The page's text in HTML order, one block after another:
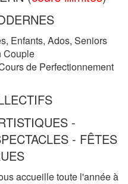
Enfants, Ados, Seniors
Couple
de Perfectionnement
-
- FÊTES
accueille toute l'année à